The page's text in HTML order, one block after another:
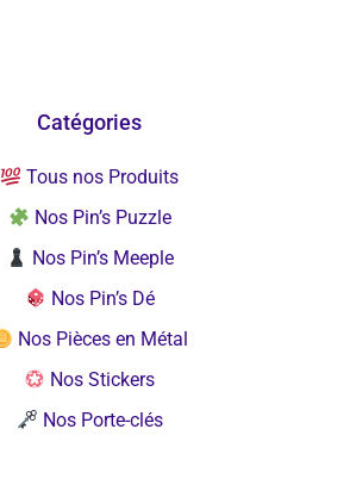
Catégories
Tous nos Produits
Nos Pin’s Puzzle
Nos Pin’s Meeple
Nos Pin’s Dé
Nos Pièces en Métal
Nos Stickers
Nos Porte-clés